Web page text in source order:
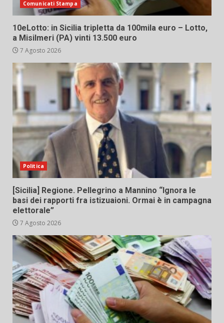
Comunicati Stampa
10eLotto: in Sicilia tripletta da 100mila euro – Lotto,
a Misilmeri (PA) vinti 13.500 euro
7 Agosto 2026
Politica
[Sicilia] Regione. Pellegrino a Mannino “Ignora le
basi dei rapporti fra istizuaioni. Ormai è in campagna
elettorale”
7 Agosto 2026